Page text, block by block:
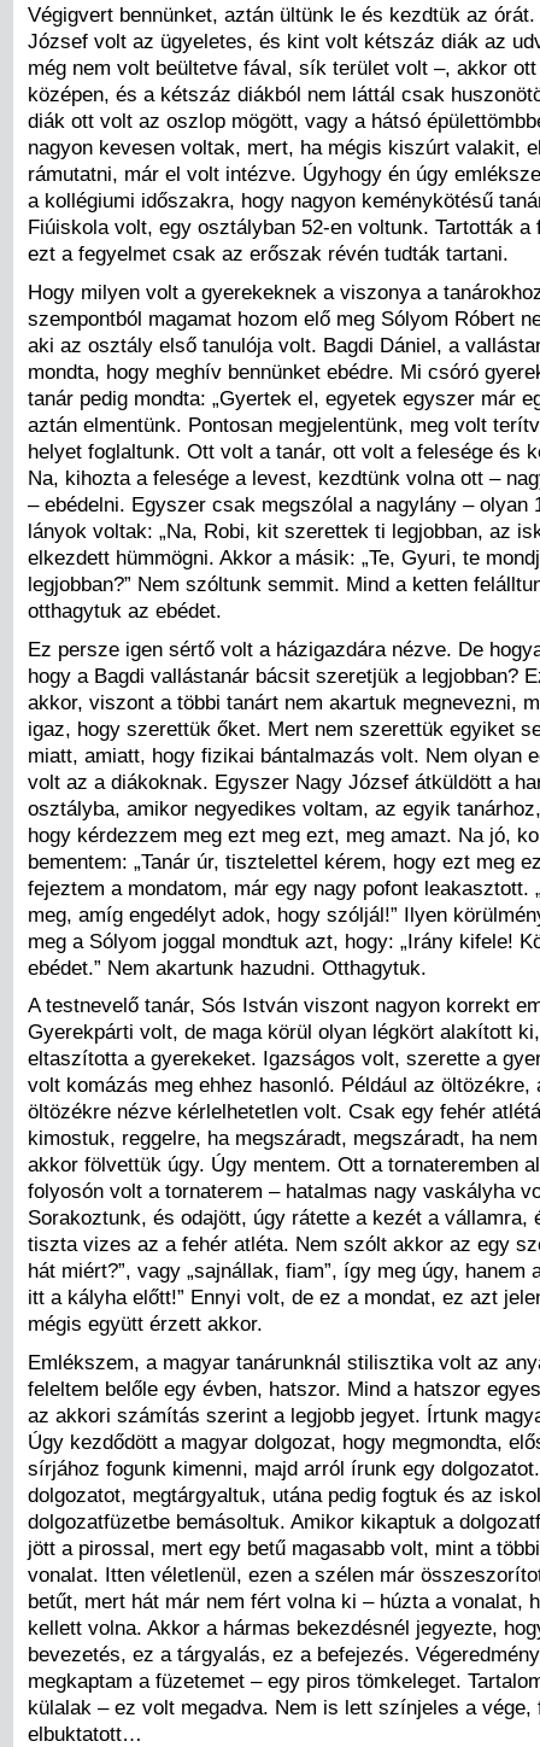
Végigvert bennünket, aztán ültünk le és kezdtük az
József volt az ügyeletes, és kint volt kétszáz diák az
még nem volt beültetve fával, sík terület volt –, akkor
középen, és a kétszáz diákból nem láttál csak
diák ott volt az oszlop mögött, vagy a hátsó
nagyon kevesen voltak, mert, ha mégis kiszúrt valakit,
rámutatni, már el volt intézve. Úgyhogy én úgy
a kollégiumi időszakra, hogy nagyon keménykötésű
Fiúiskola volt, egy osztályban 52-en voltunk. Tartották a
ezt a fegyelmet csak az erőszak révén tudták tartani.
Hogy milyen volt a gyerekeknek a viszonya a
szempontból magamat hozom elő meg Sólyom Róbert
aki az osztály első tanulója volt. Bagdi Dániel, a
mondta, hogy meghív bennünket ebédre. Mi csóró
tanár pedig mondta: „Gyertek el, egyetek egyszer már
aztán elmentünk. Pontosan megjelentünk, meg volt
helyet foglaltunk. Ott volt a tanár, ott volt a felesége és
Na, kihozta a felesége a levest, kezdtünk volna ott –
– ebédelni. Egyszer csak megszólal a nagylány – olyan
lányok voltak: „Na, Robi, kit szerettek ti legjobban, az
elkezdett hümmögni. Akkor a másik: „Te, Gyuri, te
legjobban?” Nem szóltunk semmit. Mind a ketten
otthagytuk az ebédet.
Ez persze igen sértő volt a házigazdára nézve. De
hogy a Bagdi vallástanár bácsit szeretjük a legjobban?
akkor, viszont a többi tanárt nem akartuk megnevezni,
igaz, hogy szerettük őket. Mert nem szerettük egyiket
miatt, amiatt, hogy fizikai bántalmazás volt. Nem olyan
volt az a diákoknak. Egyszer Nagy József átküldött a
osztályba, amikor negyedikes voltam, az egyik
hogy kérdezzem meg ezt meg ezt, meg amazt. Na jó,
bementem: „Tanár úr, tisztelettel kérem, hogy ezt meg
fejeztem a mondatom, már egy nagy pofont leakasztott.
meg, amíg engedélyt adok, hogy szóljál!” Ilyen
meg a Sólyom joggal mondtuk azt, hogy: „Irány kifele!
ebédet.” Nem akartunk hazudni. Otthagytuk.
A testnevelő tanár, Sós István viszont nagyon korrekt
Gyerekpárti volt, de maga körül olyan légkört alakított
eltaszította a gyerekeket. Igazságos volt, szerette a
volt komázás meg ehhez hasonló. Például az öltözékre,
öltözékre nézve kérlelhetetlen volt. Csak egy fehér
kimostuk, reggelre, ha megszáradt, megszáradt, ha
akkor fölvettük úgy. Úgy mentem. Ott a tornateremben
folyosón volt a tornaterem – hatalmas nagy vaskályha
Sorakoztunk, és odajött, úgy rátette a kezét a vállamra,
tiszta vizes az a fehér atléta. Nem szólt akkor az egy
hát miért?”, vagy „sajnállak, fiam”, így meg úgy, hanem
itt a kályha előtt!” Ennyi volt, de ez a mondat, ez azt
mégis együtt érzett akkor.
Emlékszem, a magyar tanárunknál stilisztika volt az
feleltem belőle egy évben, hatszor. Mind a hatszor
az akkori számítás szerint a legjobb jegyet. Írtunk
Úgy kezdődött a magyar dolgozat, hogy megmondta,
sírjához fogunk kimenni, majd arról írunk egy
dolgozatot, megtárgyaltuk, utána pedig fogtuk és az
dolgozatfüzetbe bemásoltuk. Amikor kikaptuk a
jött a pirossal, mert egy betű magasabb volt, mint a
vonalat. Itten véletlenül, ezen a szélen már
betűt, mert hát már nem fért volna ki – húzta a vonalat,
kellett volna. Akkor a hármas bekezdésnél jegyezte,
bevezetés, ez a tárgyalás, ez a befejezés.
megkaptam a füzetemet – egy piros tömkeleget.
külalak – ez volt megadva. Nem is lett színjeles a vége,
elbuktatott…